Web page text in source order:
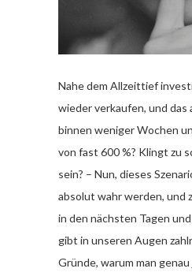
Nahe dem Allzeittief
wieder verkaufen, und das
binnen weniger Wochen
von fast 600 %? Klingt zu
sein? – Nun, dieses
absolut wahr werden, und
in den nächsten Tagen
gibt in unseren Augen
Gründe, warum man